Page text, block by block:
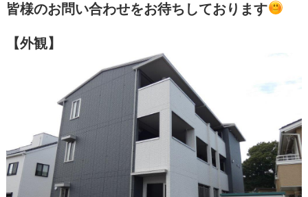
皆様のお問い合わせをお待ちしております
【外観】